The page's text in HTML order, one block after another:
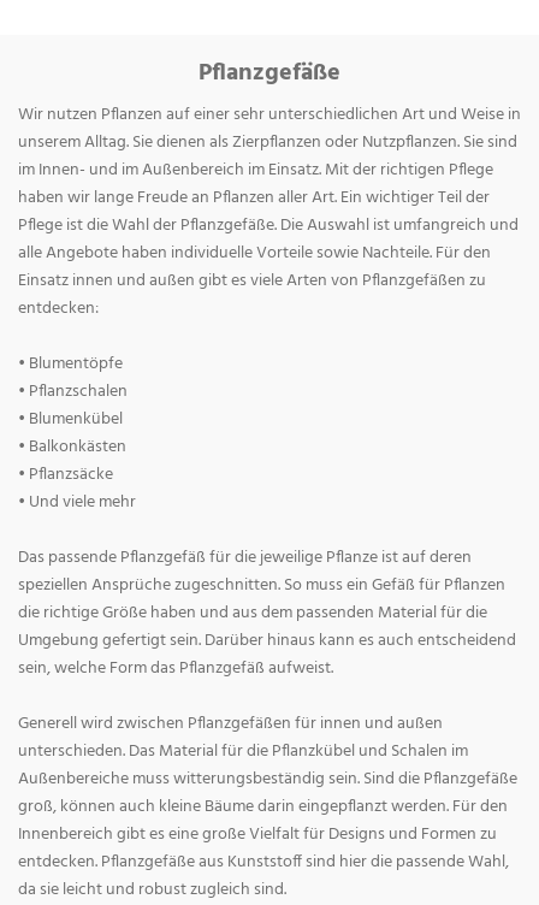
Pflanzgefäße
Wir nutzen Pflanzen auf einer sehr unterschiedlichen Art und Weise in
unserem Alltag. Sie dienen als Zierpflanzen oder Nutzpflanzen. Sie sind
im Innen- und im Außenbereich im Einsatz. Mit der richtigen Pflege
haben wir lange Freude an Pflanzen aller Art. Ein wichtiger Teil der
Pflege ist die Wahl der Pflanzgefäße. Die Auswahl ist umfangreich und
alle Angebote haben individuelle Vorteile sowie Nachteile. Für den
Einsatz innen und außen gibt es viele Arten von Pflanzgefäßen zu
entdecken:
• Blumentöpfe
• Pflanzschalen
• Blumenkübel
• Balkonkästen
• Pflanzsäcke
• Und viele mehr
Das passende Pflanzgefäß für die jeweilige Pflanze ist auf deren
speziellen Ansprüche zugeschnitten. So muss ein Gefäß für Pflanzen
die richtige Größe haben und aus dem passenden Material für die
Umgebung gefertigt sein. Darüber hinaus kann es auch entscheidend
sein, welche Form das Pflanzgefäß aufweist.
Generell wird zwischen Pflanzgefäßen für innen und außen
unterschieden. Das Material für die Pflanzkübel und Schalen im
Außenbereiche muss witterungsbeständig sein. Sind die Pflanzgefäße
groß, können auch kleine Bäume darin eingepflanzt werden. Für den
Innenbereich gibt es eine große Vielfalt für Designs und Formen zu
entdecken. Pflanzgefäße aus Kunststoff sind hier die passende Wahl,
da sie leicht und robust zugleich sind.